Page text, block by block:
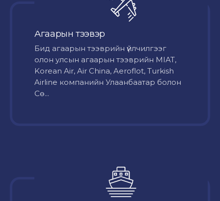
Агаарын тээвэр
Бид агаарын тээврийн үйлчилгээг
олон улсын агаарын тээврийн MIAT,
Korean Air, Air China, Aeroflot, Turkish
Airline компанийн Улаанбаатар болон
Сө...